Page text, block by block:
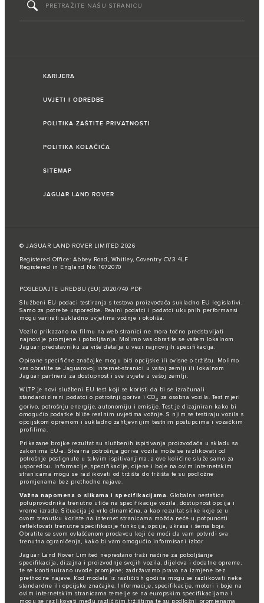
KARIJERA
UVJETI I ODREDBE
POLITIKA ZAŠTITE PRIVATNOSTI
POLITIKA KOLAČIĆA
SITEMAP
JAGUAR LAND ROVER
© JAGUAR LAND ROVER LIMITED 2026
Registered Office: Abbey Road, Whitley, Coventry CV3 4LF
Registered in England No: 1672070
POGLEDAJTE UREDBU (EU) 2020/740 PDF
Službeni EU podaci testiranja s testova proizvođača sukladno EU legislativi.
Samo za potrebe usporedbe. Realni podatci i podatci ukupnih performansi
mogu varirati sukladno uvjetima vožnje i okoliša.
Vozilo prikazano na filmu na web stranici ne mora točno predstavljati
najnovije promjene i poboljšanja. Molimo vas obratite se vašem lokalnom
Jaguar predstavniku za više detalja u vezi najnovijih specifikacija.
Opisane specifične značajke mogu biti opcijske ili ovisne o tržištu. Molimo
vas obratite se Jaguarovoj internet-stranici u vašoj zemlji ili lokalnom
Jaguar partneru za dostupnost i sve uvjete u vašoj zemlji.
WLTP je novi službeni EU test koji se koristi da bi se izračunali
standardizirani podatci o potrošnji goriva i CO2
za osobna vozila. Test mjeri
gorivo, potrošnju energije, autonomiju i emisije. Test je dizajniran kako bi
omogućio podatke bliže realnim uvjetima vožnje. S njim se testiraju vozila s
opcijskom opremom i sukladno zahtjevnijim testnim postupcima i vozačkim
profilima.
Prikazane brojke rezultat su službenih ispitivanja proizvođača u skladu sa
zakonima EU-a. Stvarna potrošnja goriva vozila može se razlikovati od
potrošnje postignute u takvim ispitivanjima, a ove količine služe samo za
usporedbu. Informacije, specifikacije, cijene i boje na ovim internetskim
stranicama mogu se razlikovati od tržišta do tržišta te su podložne
promjenama bez prethodne najave.
Važna napomena o slikama i specifikacijama. Globalna nestašica
poluprovodnika trenutno utiče na specifikacije vozila, dostupnost opcija i
vreme izrade. Situacija je vrlo dinamična, a kao rezultat slike koje se u
ovom trenutku koriste na internet stranicama možda neće u potpunosti
reflektovati trenutne specifikacije funkcija, opcija, ukrasa i šema boja.
Obratite se svom ovlašćenom prodavcu koji će moći da vam potvrdi sva
trenutna ograničenja, kako bi vam omogućio informisani izbor
Jaguar Land Rover Limited neprestano traži načine za poboljšanje
specifikacija, dizajna i proizvodnje svojih vozila, dijelova i dodatne opreme,
te se kontinuirano uvode promjene; zadržavamo pravo na izmjene bez
prethodne najave. Kod modela iz različitih godina mogu se razlikovati neke
standardne ili opcijske značajke. Informacije, specifikacije, motori i boje na
ovim internetskim stranicama temelje se na europskim specifikacijama i
mogu se razlikovati među različitim tržištima te su podložni promjenama